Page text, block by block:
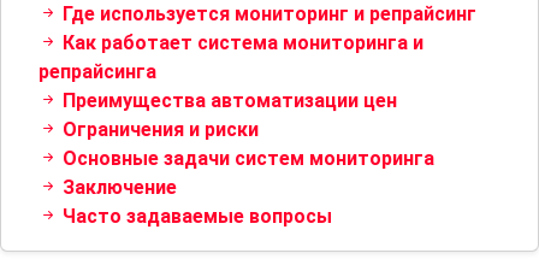
Где используется мониторинг и репрайсинг
Как работает система мониторинга и
репрайсинга
Преимущества автоматизации цен
Ограничения и риски
Основные задачи систем мониторинга
Заключение
Часто задаваемые вопросы